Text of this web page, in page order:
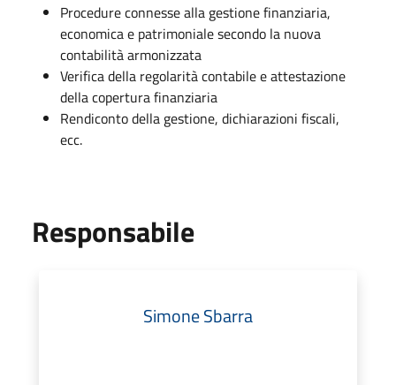
Procedure connesse alla gestione finanziaria,
economica e patrimoniale secondo la nuova
contabilità armonizzata
Verifica della regolarità contabile e attestazione
della copertura finanziaria
Rendiconto della gestione, dichiarazioni fiscali,
ecc.
Responsabile
Simone Sbarra